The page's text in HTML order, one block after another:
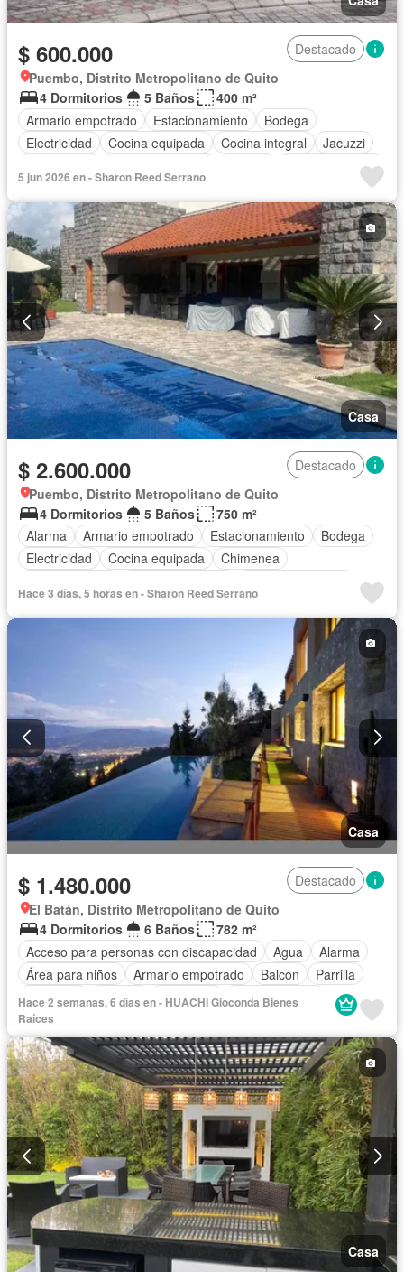
$ 600.000
Destacado
Puembo, Distrito Metropolitano de Quito
4 Dormitorios
5 Baños
400 m²
Armario empotrado
Estacionamiento
Bodega
Electricidad
Cocina equipada Cocina integral
Jacuzzi
Área para niños
Conserje
Acceso para personas con discapacidad
Jardín
Garita de guardianía
Piscina Seguridad Sin amoblar
5 jun 2026 en - Sharon Reed Serrano
Casa
$ 2.600.000
Destacado
Puembo, Distrito Metropolitano de Quito
4 Dormitorios
5 Baños
750 m²
Alarma
Armario empotrado Estacionamiento
Bodega
Electricidad
Cocina equipada
Chimenea
Terraza
Agua Patio Área para niños
Jardín
Parrilla
Garita de guardianía
Hace 3 días, 5 horas en - Sharon Reed Serrano
Casa
$ 1.480.000
Destacado
El Batán, Distrito Metropolitano de Quito
4 Dormitorios
6 Baños
782 m²
Acceso para personas con discapacidad
Agua
Alarma
Área para niños
Armario empotrado Balcón
Parrilla
Biblioteca
Bodega Chimenea
Cocina integral
Cocina equipada
Estacionamiento
Gas natural
Gimnasio
Garita de guardianía
Internet Jacuzzi Jardín
Patio
Piscina
Conserje Seguridad
Terraza
Vista panorámica
Wifi Parcialmente amoblado
Hace 2 semanas, 6 días en - HUACHI Gioconda Bienes
Raíces
Casa